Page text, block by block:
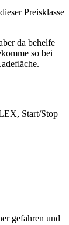
Preisklasse
da behelfe
so bei
Start/Stop
gefahren und